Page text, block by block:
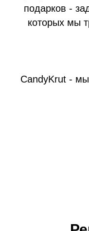
подарков -
которых мы
CandyKrut -